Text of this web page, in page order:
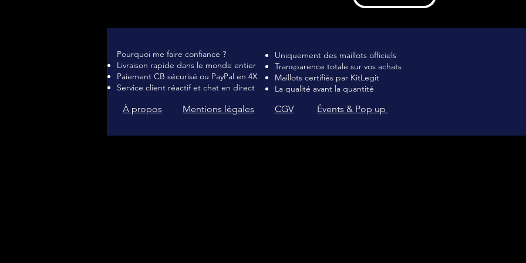
Pourquoi me faire confiance ?
Livraison rapide dans le monde entier
Paiement CB sécurisé ou PayPal en 4X
Service client réactif et chat en direct
Uniquement des maillots officiels
Transparence totale sur vos achats
Maillots certifiés par KitLegit
La qualité avant la quantité
À propos Mentions légales CGV Évents & Pop up